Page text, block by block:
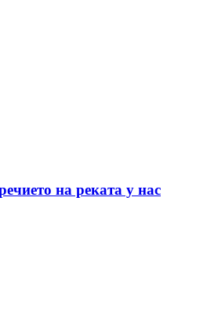
на реката у нас